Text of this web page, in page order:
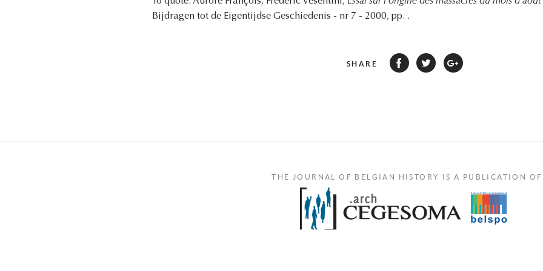
Bijdragen tot de Eigentijdse Geschiedenis - nr 7 - 2000, pp. .
SHARE
THE JOURNAL OF BELGIAN HISTORY IS A PUBLICATION OF